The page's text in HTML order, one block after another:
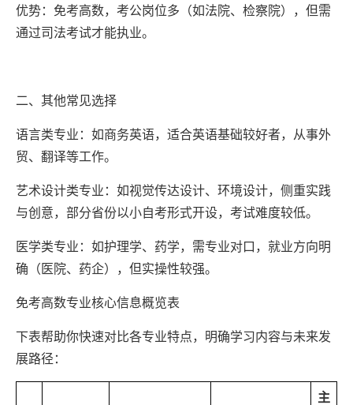
优势：免考高数，考公岗位多（如法院、检察院），但需
通过司法考试才能执业。
二、其他常见选择
语言类专业：如商务英语，适合英语基础较好者，从事外
贸、翻译等工作。
艺术设计类专业：如视觉传达设计、环境设计，侧重实践
与创意，部分省份以小自考形式开设，考试难度较低。
医学类专业：如护理学、药学，需专业对口，就业方向明
确（医院、药企），但实操性较强。
免考高数专业核心信息概览表
下表帮助你快速对比各专业特点，明确学习内容与未来发
展路径：
主